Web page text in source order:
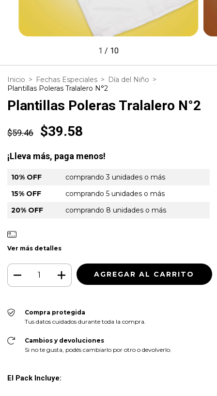
1 / 10
Inicio > Fechas Especiales > Día del Niño >
Plantillas Poleras Tralalero N°2
Plantillas Poleras Tralalero N°2
$59.46 $39.58
¡Lleva más, paga menos!
10% OFF
comprando 3 unidades o más
15% OFF
comprando 5 unidades o más
20% OFF
comprando 8 unidades o más
Ver más detalles
Compra protegida
Tus datos cuidados durante toda la compra.
Cambios y devoluciones
Si no te gusta, podés cambiarlo por otro o devolverlo.
El Pack Incluye: